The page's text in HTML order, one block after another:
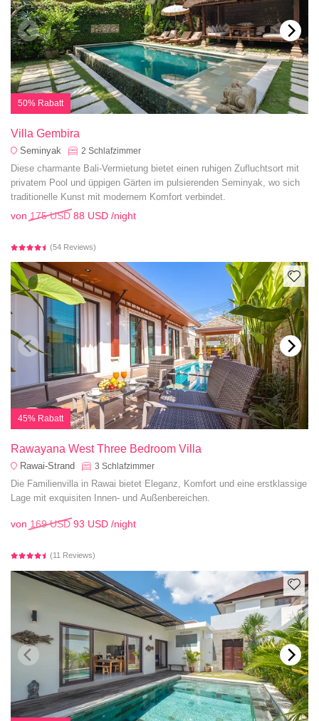
50% Rabatt
Villa Gembira
Seminyak 2 Schlafzimmer
Diese charmante Bali-Vermietung bietet einen ruhigen Zufluchtsort mit
privatem Pool und üppigen Gärten im pulsierenden Seminyak, wo sich
traditionelle Kunst mit modernem Komfort verbindet.
von 175 USD 88 USD /night
(54 Reviews)
45% Rabatt
Rawayana West Three Bedroom Villa
Rawai-Strand 3 Schlafzimmer
Die Familienvilla in Rawai bietet Eleganz, Komfort und eine erstklassige
Lage mit exquisiten Innen- und Außenbereichen.
von 169 USD 93 USD /night
(11 Reviews)